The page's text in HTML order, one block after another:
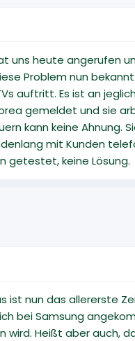
uns heute angerufen
Problem nun
auftritt. Es ist an
gemeldet und sie
kann keine Ahnung.
mit Kunden
getestet, keine Lösung.
ist nun das allererste
bei Samsung
wird. Heißt aber auch,